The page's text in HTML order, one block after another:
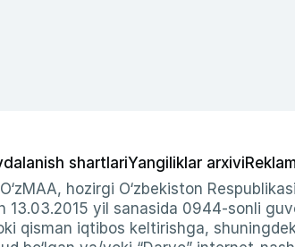
shartlariYangiliklar arxivi
hozirgi O‘zbekiston
yil sanasida 0944-sonli
qisman iqtibos keltirishga,